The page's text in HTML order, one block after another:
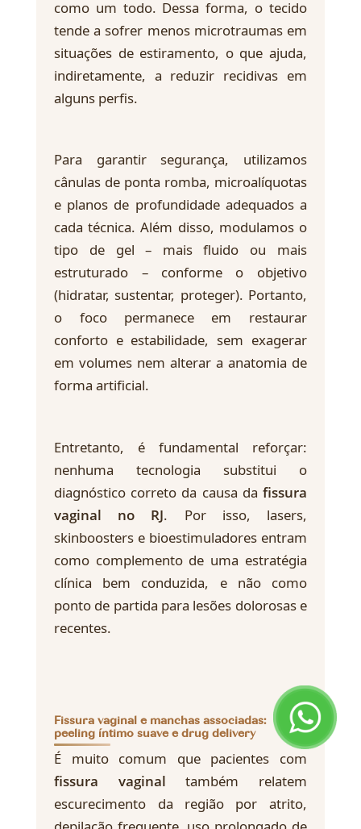
como um todo. Dessa forma, o tecido
tende a sofrer menos microtraumas em
situações de estiramento, o que ajuda,
indiretamente, a reduzir recidivas em
alguns perfis.
Para garantir segurança, utilizamos
cânulas de ponta romba, microalíquotas
e planos de profundidade adequados a
cada técnica. Além disso, modulamos o
tipo de gel – mais fluido ou mais
estruturado – conforme o objetivo
(hidratar, sustentar, proteger). Portanto,
o foco permanece em restaurar
conforto e estabilidade, sem exagerar
em volumes nem alterar a anatomia de
forma artificial.
Entretanto, é fundamental reforçar:
nenhuma tecnologia substitui o
diagnóstico correto da causa da fissura
vaginal no RJ. Por isso, lasers,
skinboosters e bioestimuladores entram
como complemento de uma estratégia
clínica bem conduzida, e não como
ponto de partida para lesões dolorosas e
recentes.
Fissura vaginal e manchas associadas:
peeling íntimo suave e drug delivery
É muito comum que pacientes com
fissura vaginal também relatem
escurecimento da região por atrito,